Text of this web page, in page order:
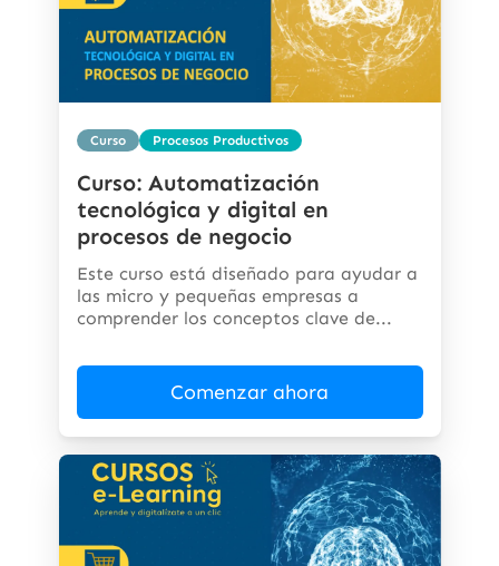
Curso Procesos Productivos
Curso: Automatización
tecnológica y digital en
procesos de negocio
Este curso está diseñado para ayudar a
las micro y pequeñas empresas a
comprender los conceptos clave de...
Comenzar ahora